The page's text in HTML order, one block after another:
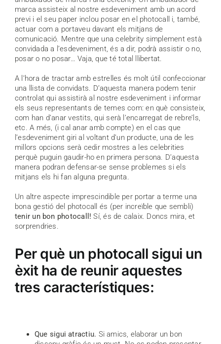
marca assisteix al nostre esdeveniment amb un acord
previ i el seu paper inclou posar en el photocall i, també,
actuar com a portaveu davant els mitjans de
comunicació. Mentre que una celebrity simplement està
convidada a l’esdeveniment, és a dir, podrà assistir o no,
posar o no posar… Vaja, que té total llibertat.
A l’hora de tractar amb estrelles és molt útil confeccionar
una llista de convidats. D’aquesta manera podem tenir
controlat qui assistirà al nostre esdeveniment i informar
els seus representants de temes com: en què consisteix,
com han d’anar vestits, qui serà l’encarregat de rebre’ls,
etc. A més, (i cal anar amb compte) en el cas que
l’esdeveniment giri al voltant d’un producte, una de les
millors opcions serà cedir mostres a les celebrities
perquè puguin gaudir-ho en primera persona. D’aquesta
manera podran defensar-se sense problemes si els
mitjans els hi fan alguna pregunta.
Un altre aspecte imprescindible per portar a terme una
bona gestió del photocall és (per increïble que sembli)
tenir un bon photocall! Sí, és de calaix. Doncs mira, et
sorprendries.
Per què un photocall sigui un
èxit ha de reunir aquestes
tres característiques:
Que sigui atractiu. Si amics, elaborar un bon